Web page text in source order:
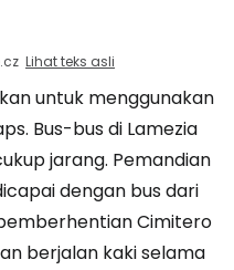
Lihat teks asli
untuk menggunakan
Bus-bus di Lamezia
jarang. Pemandian
dengan bus dari
Cimitero
berjalan kaki selama